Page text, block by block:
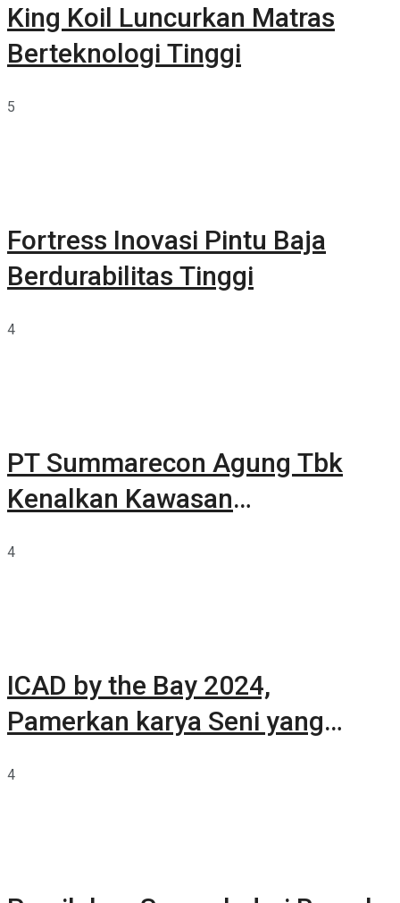
King Koil Luncurkan Matras
Berteknologi Tinggi
5
Fortress Inovasi Pintu Baja
Berdurabilitas Tinggi
4
PT Summarecon Agung Tbk
Kenalkan Kawasan
4
ICAD by the Bay 2024,
Pamerkan karya Seni yang
4